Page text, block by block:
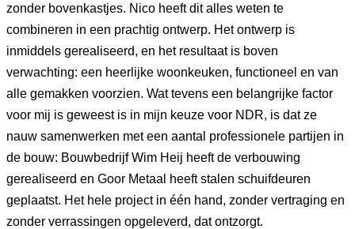
zonder bovenkastjes. Nico heeft dit alles weten te
combineren in een prachtig ontwerp. Het ontwerp is
inmiddels gerealiseerd, en het resultaat is boven
verwachting: een heerlijke woonkeuken, functioneel en van
alle gemakken voorzien. Wat tevens een belangrijke factor
voor mij is geweest is in mijn keuze voor NDR, is dat ze
nauw samenwerken met een aantal professionele partijen in
de bouw: Bouwbedrijf Wim Heij heeft de verbouwing
gerealiseerd en Goor Metaal heeft stalen schuifdeuren
geplaatst. Het hele project in één hand, zonder vertraging en
zonder verrassingen opgeleverd, dat ontzorgt.